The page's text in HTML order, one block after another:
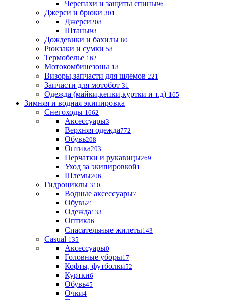
Черепахи и защиты спины96
Джерси и брюки 301
Джерси208
Штаны93
Дождевики и бахилы 80
Рюкзаки и сумки 58
Термобелье 162
Мотокомбинезоны 18
Визоры,запчасти для шлемов 221
Запчасти для мотобот 31
Одежда (майки,кепки,куртки и т.д) 165
Зимняя и водная экипировка
Снегоходы 1662
Аксессуары3
Верхняя одежда772
Обувь208
Оптика203
Перчатки и рукавицы269
Уход за экипировкой1
Шлемы206
Гидроциклы 310
Водные аксессуары7
Обувь21
Одежда133
Оптика6
Спасательные жилеты143
Casual 135
Аксессуары0
Головные уборы17
Кофты, футболки52
Куртки6
Обувь45
Очки4